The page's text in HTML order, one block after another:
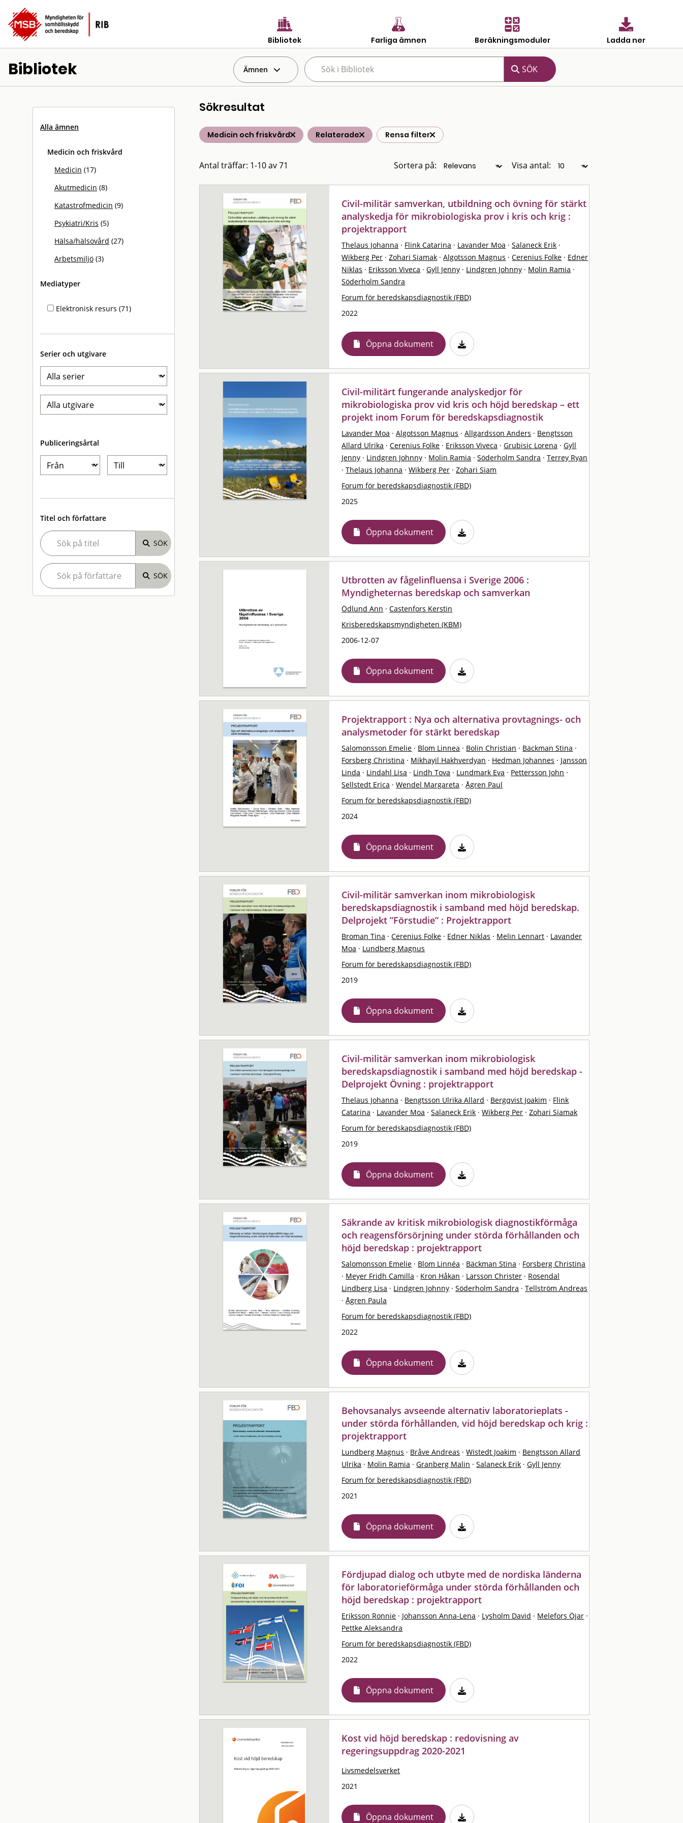
Bibliotek Farliga ämnen Beräkningsmoduler Ladda ner
Bibliotek Ämnen
Alla ämnen
Medicin och friskvård
Medicin (17)
Akutmedicin (8)
Katastrofmedicin (9)
Psykiatri/Kris (5)
Hälsa/hälsovård (27)
Arbetsmiljö (3)
Mediatyper
Elektronisk resurs (71)
Serier och utgivare
Publiceringsårtal
Titel och författare
Sökresultat
Medicin och friskvård Relaterade Rensa filter
Antal träffar: 1-10 av 71 Sortera på: Visa antal:
Civil-militär samverkan, utbildning och övning för stärkt
analyskedja för mikrobiologiska prov i kris och krig :
projektrapport
Thelaus Johanna · Flink Catarina · Lavander Moa · Salaneck Erik ·
Wikberg Per · Zohari Siamak · Algotsson Magnus · Cerenius Folke · Edner
Niklas · Eriksson Viveca · Gyll Jenny · Lindgren Johnny · Molin Ramia ·
Söderholm Sandra
Forum för beredskapsdiagnostik (FBD)
2022
Öppna dokument
Civil-militärt fungerande analyskedjor för
mikrobiologiska prov vid kris och höjd beredskap – ett
projekt inom Forum för beredskapsdiagnostik
Lavander Moa · Algotsson Magnus · Allgardsson Anders · Bengtsson
Allard Ulrika · Cerenius Folke · Eriksson Viveca · Grubisic Lorena · Gyll
Jenny · Lindgren Johnny · Molin Ramia · Söderholm Sandra · Terrey Ryan
· Thelaus Johanna · Wikberg Per · Zohari Siam
Forum för beredskapsdiagnostik (FBD)
2025
Öppna dokument
Utbrotten av fågelinfluensa i Sverige 2006 :
Myndigheternas beredskap och samverkan
Ödlund Ann · Castenfors Kerstin
Krisberedskapsmyndigheten (KBM)
2006-12-07
Öppna dokument
Projektrapport : Nya och alternativa provtagnings- och
analysmetoder för stärkt beredskap
Salomonsson Emelie · Blom Linnea · Bolin Christian · Bäckman Stina ·
Forsberg Christina · Mikhayil Hakhverdyan · Hedman Johannes · Jansson
Linda · Lindahl Lisa · Lindh Tova · Lundmark Eva · Pettersson John ·
Sellstedt Erica · Wendel Margareta · Ågren Paul
Forum för beredskapsdiagnostik (FBD)
2024
Öppna dokument
Civil-militär samverkan inom mikrobiologisk
beredskapsdiagnostik i samband med höjd beredskap.
Delprojekt ”Förstudie” : Projektrapport
Broman Tina · Cerenius Folke · Edner Niklas · Melin Lennart · Lavander
Moa · Lundberg Magnus
Forum för beredskapsdiagnostik (FBD)
2019
Öppna dokument
Civil-militär samverkan inom mikrobiologisk
beredskapsdiagnostik i samband med höjd beredskap -
Delprojekt Övning : projektrapport
Thelaus Johanna · Bengtsson Ulrika Allard · Bergqvist Joakim · Flink
Catarina · Lavander Moa · Salaneck Erik · Wikberg Per · Zohari Siamak
Forum för beredskapsdiagnostik (FBD)
2019
Öppna dokument
Säkrande av kritisk mikrobiologisk diagnostikförmåga
och reagensförsörjning under störda förhållanden och
höjd beredskap : projektrapport
Salomonsson Emelie · Blom Linnéa · Bäckman Stina · Forsberg Christina
· Meyer Fridh Camilla · Kron Håkan · Larsson Christer · Rosendal
Lindberg Lisa · Lindgren Johnny · Söderholm Sandra · Tellström Andreas
· Ågren Paula
Forum för beredskapsdiagnostik (FBD)
2022
Öppna dokument
Behovsanalys avseende alternativ laboratorieplats -
under störda förhållanden, vid höjd beredskap och krig :
projektrapport
Lundberg Magnus · Bråve Andreas · Wistedt Joakim · Bengtsson Allard
Ulrika · Molin Ramia · Granberg Malin · Salaneck Erik · Gyll Jenny
Forum för beredskapsdiagnostik (FBD)
2021
Öppna dokument
Fördjupad dialog och utbyte med de nordiska länderna
för laboratorieförmåga under störda förhållanden och
höjd beredskap : projektrapport
Eriksson Ronnie · Johansson Anna-Lena · Lysholm David · Melefors Öjar ·
Pettke Aleksandra
Forum för beredskapsdiagnostik (FBD)
2022
Öppna dokument
Kost vid höjd beredskap : redovisning av
regeringsuppdrag 2020-2021
Livsmedelsverket
2021
Öppna dokument